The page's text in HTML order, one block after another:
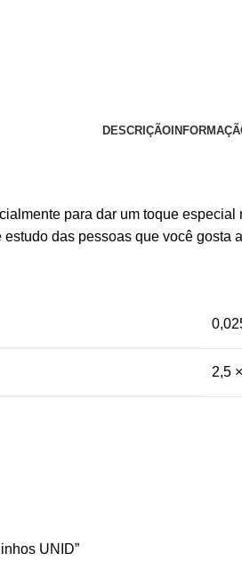
DESCRIÇÃO
para dar um toque
das pessoas que você gosta
2,5
UNID”